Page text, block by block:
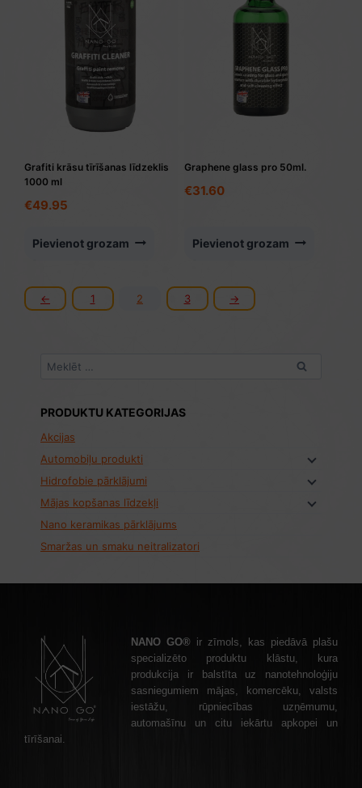
Grafiti krāsu tīrīšanas līdzeklis
1000 ml
€49.95
Pievienot grozam
Graphene glass pro 50ml.
€31.60
Pievienot grozam
← 1 2 3 →
Meklēt:
PRODUKTU KATEGORIJAS
Akcijas
Automobiļu produkti
Hidrofobie pārklājumi
Mājas kopšanas līdzekļi
Nano keramikas pārklājums
Smaržas un smaku neitralizatori
NANO GO® ir zīmols, kas piedāvā plašu
specializēto produktu klāstu, kura
produkcija ir balstīta uz nanotehnoloģiju
sasniegumiem mājas, komercēku, valsts
iestāžu, rūpniecības uzņēmumu,
automašīnu un citu iekārtu apkopei un
tīrīšanai.